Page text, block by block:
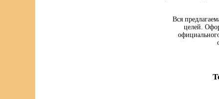
Вся
целей.